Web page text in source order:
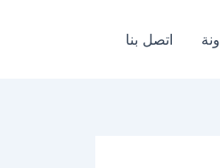
اتصل بنا